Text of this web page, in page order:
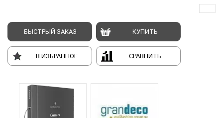
БЫСТРЫЙ ЗАКАЗ КУПИТЬ
В ИЗБРАННОЕ СРАВНИТЬ